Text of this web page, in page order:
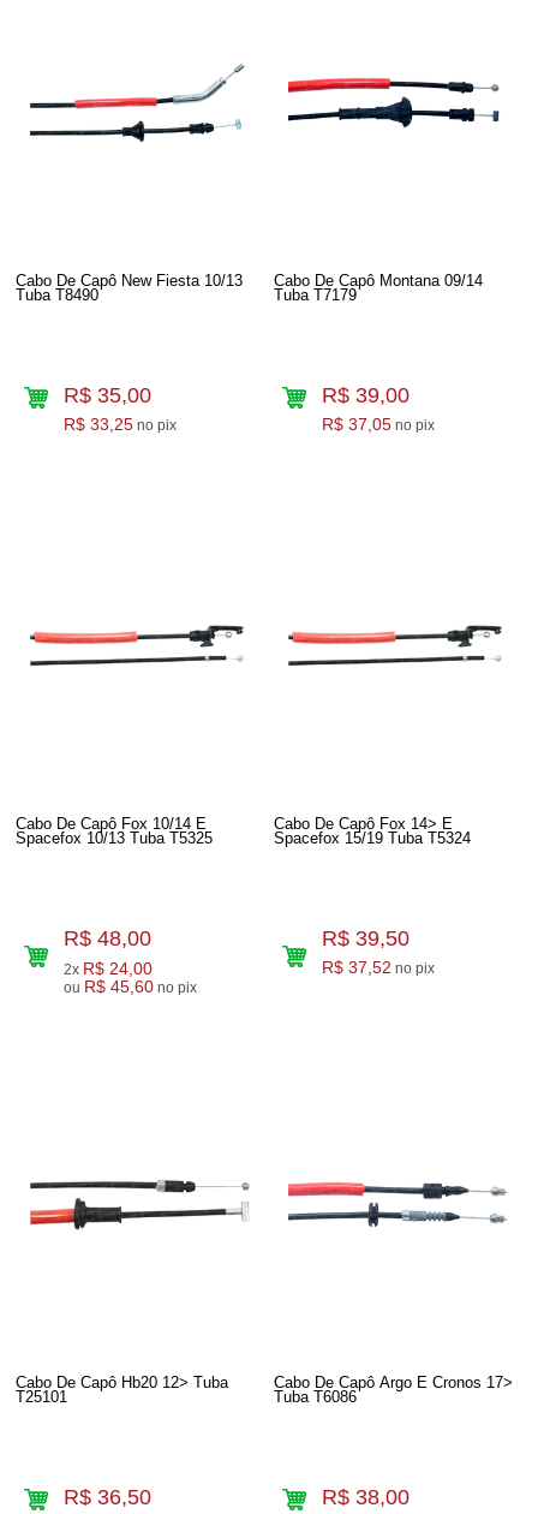
Cabo De Capô New Fiesta 10/13
Tuba T8490
R$ 35,00
R$ 33,25 no pix
Cabo De Capô Montana 09/14
Tuba T7179
R$ 39,00
R$ 37,05 no pix
Cabo De Capô Fox 10/14 E
Spacefox 10/13 Tuba T5325
R$ 48,00
2x R$ 24,00
ou R$ 45,60 no pix
Cabo De Capô Fox 14> E
Spacefox 15/19 Tuba T5324
R$ 39,50
R$ 37,52 no pix
Cabo De Capô Hb20 12> Tuba
T25101
R$ 36,50
Cabo De Capô Argo E Cronos 17>
Tuba T6086
R$ 38,00